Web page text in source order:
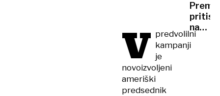
V predvolilni
kampanji
je
novoizvoljeni
ameriški
predsednik
na
Gazo
in